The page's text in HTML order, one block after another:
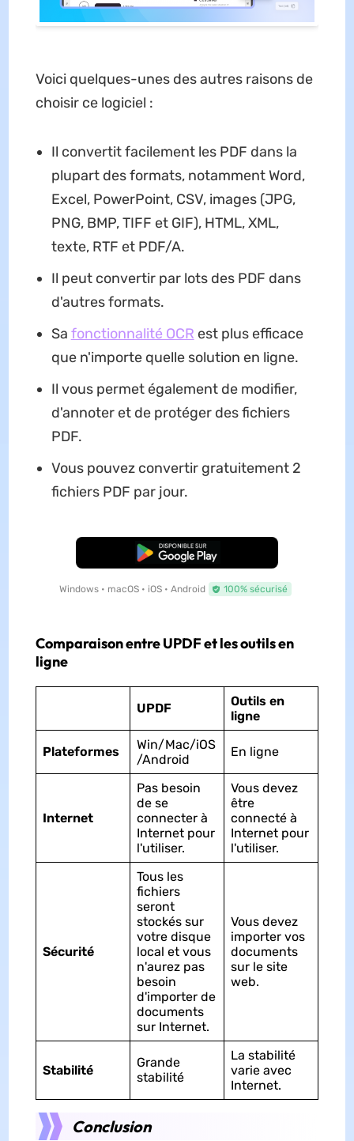
Voici quelques-unes des autres raisons de
choisir ce logiciel :
Il convertit facilement les PDF dans la
plupart des formats, notamment Word,
Excel, PowerPoint, CSV, images (JPG,
PNG, BMP, TIFF et GIF), HTML, XML,
texte, RTF et PDF/A.
Il peut convertir par lots des PDF dans
d'autres formats.
Sa fonctionnalité OCR est plus efficace
que n'importe quelle solution en ligne.
Il vous permet également de modifier,
d'annoter et de protéger des fichiers
PDF.
Vous pouvez convertir gratuitement 2
fichiers PDF par jour.
TÉLÉCHARGER
Windows • macOS • iOS • Android 100% sécurisé
Comparaison entre UPDF et les outils en
ligne
UPDF
Outils en
ligne
Plateformes
Win/Mac/iOS
/Android
En ligne
Internet
Pas besoin
de se
connecter à
Internet pour
l'utiliser.
Vous devez
être
connecté à
Internet pour
l'utiliser.
Sécurité
Tous les
fichiers
seront
stockés sur
votre disque
local et vous
n'aurez pas
besoin
d'importer de
documents
sur Internet.
Vous devez
importer vos
documents
sur le site
web.
Stabilité
Grande
stabilité
La stabilité
varie avec
Internet.
Conclusion